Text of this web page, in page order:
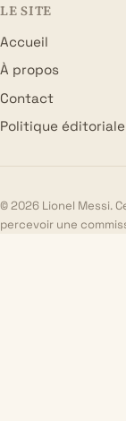
LE SITE
Accueil
À propos
Contact
Politique éditoriale
© 2026 Lionel Messi.
percevoir une